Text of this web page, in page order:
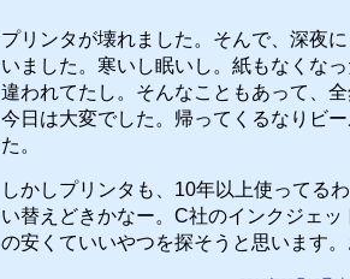
プリンタが壊れました。そんで、深夜
いました。寒いし眠いし。紙もなくな
違われてたし。そんなこともあって、
今日は大変でした。帰ってくるなりビ
た。
しかしプリンタも、10年以上使ってる
い替えどきかなー。C社のインクジェ
の安くていいやつを探そうと思います